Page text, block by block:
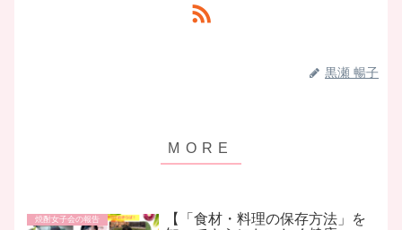
黒瀬 暢子
焼酎女子会の報告
【「食材・料理の保存方法」を